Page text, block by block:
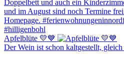
Apfelblüte 💛💙
Der Wein ist schon kaltgestellt,